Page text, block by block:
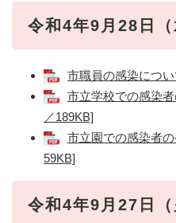
令和4年9月28日（
市職員の感染につ
市立学校での感染
／189KB]
市立園での感染者
59KB]
令和4年9月27日（